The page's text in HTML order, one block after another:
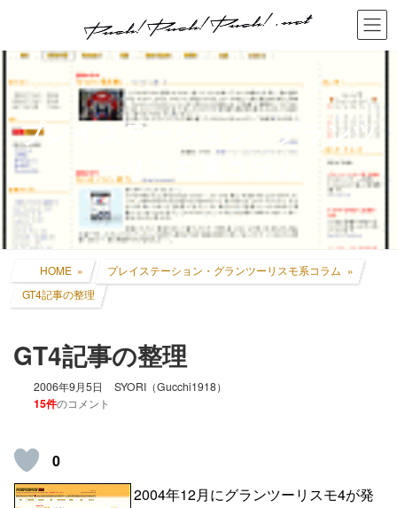
ツ
ス
キ
シ
ン
に プレイステーション・グランツ
ーリスモ系コラム
HOME
プレイステーション・グランツーリスモ系コラム
GT4記事の整理
GT4記事の整理
2006年9月5日 SYORI（Gucchi1918）
15件のコメント
0
2004年12月にグランツーリスモ4が発